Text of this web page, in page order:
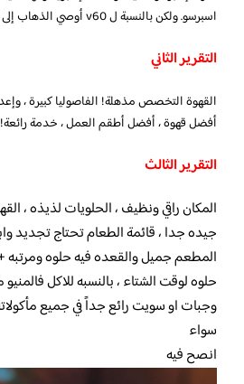
اسبرسو. ولكن بالنسبة ل v60 أوصي الذهاب إلى “flatwhite”.
التقرير الثاني
القهوة التخصص مذهلة! الفاصوليا كبيرة ،
أفضل قهوة ، أفضل أطقم العمل ، خدمة رائعة!
التقرير الثالث
المكان راقي ونظيف ، الحلويات لذيذه ،
جيده جدا ، قائمة الطعام تحتاج تجديد
المطعم جميل والقعده فيه حلوه
حلوه لوقت الشتاء ، بالنسبه للاكل
وجبات او سويت رائع جداً في جميع
سواء
انصح فيه